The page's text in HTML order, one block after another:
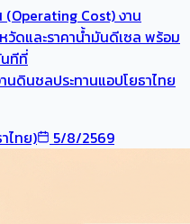
Cost) งาน
ดและราคาน้ำมันดีเซล พร้อม
ทีที่
ดินชลประทานแอปโยธาไทย
ไทย)
5/8/2569